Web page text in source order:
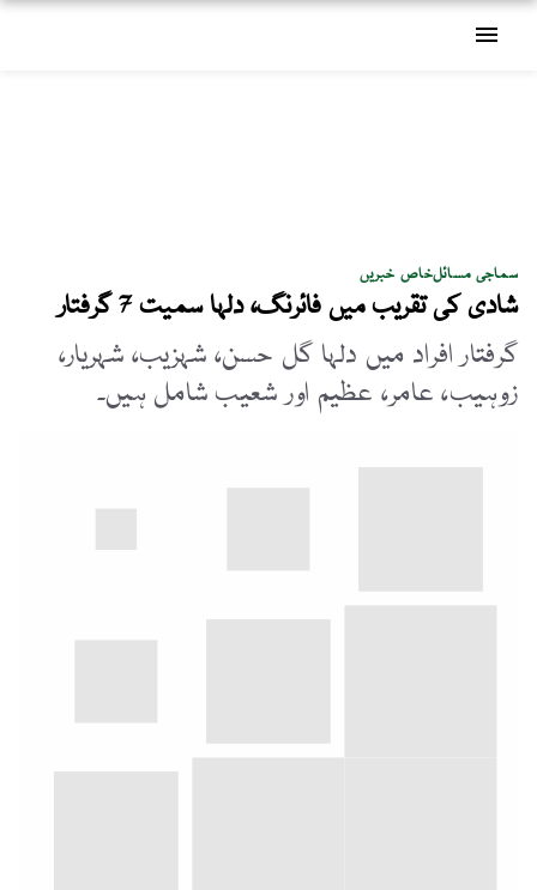
menu
سماجی مسائلخاص خبریں
شادی کی تقریب میں فائرنگ، دلہا سمیت 7 گرفتار
گرفتار افراد میں دلہا گل حسن، شہزیب، شہریار،
زوہیب، عامر، عظیم اور شعیب شامل ہیں۔